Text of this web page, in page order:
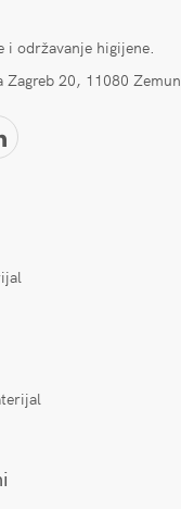
i održavanje higijene.
Zagreb 20, 11080 Zemun